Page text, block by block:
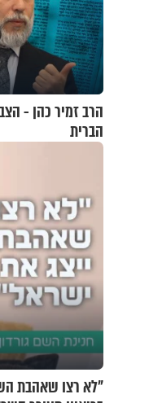
הרב זמיר כהן -
הברית
"לא רצו שאהבת